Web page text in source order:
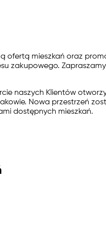
ofertą mieszkań oraz
zakupowego.
naszych Klientów
Nowa przestrzeń
dostępnych mieszkań.